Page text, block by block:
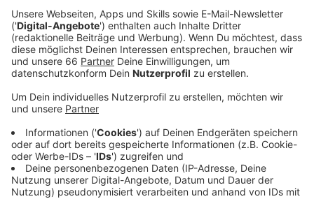
Kö: Kritik an Sicherheitsleuten - Stadt äußert
sich zur Thematik
Anzeige
Auf Anfrage der SPD hat sich die Stadtverwaltung am
23. September 2025 zur Situation geäußert. Laut
Stadt gibt es bisher keinen Kontakt zwischen den Kö-
Händlern und Streetworkern. Dabei hatte Andrea